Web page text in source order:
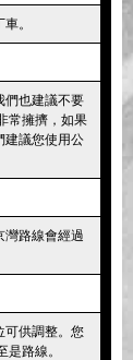
。
們也建議不要
常擁擠，如果
建議您使用公
灣路線會經過
可供調整。您
路線。